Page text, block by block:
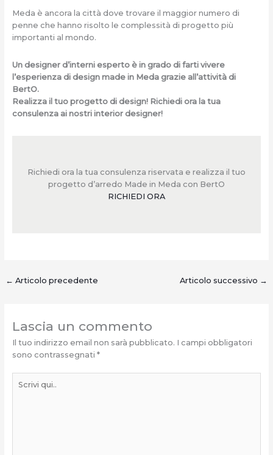
Meda è ancora la città dove trovare il maggior numero di
penne che hanno risolto le complessità di progetto più
importanti al mondo.
Un designer d’interni esperto è in grado di farti vivere
l’esperienza di design made in Meda grazie all’attività di
BertO.
Realizza il tuo progetto di design! Richiedi ora la tua
consulenza ai nostri interior designer!
Richiedi ora la tua consulenza riservata e realizza il tuo
progetto d’arredo Made in Meda con BertO
RICHIEDI ORA
← Articolo precedente Articolo successivo →
Lascia un commento
Il tuo indirizzo email non sarà pubblicato. I campi obbligatori
sono contrassegnati *
qui..